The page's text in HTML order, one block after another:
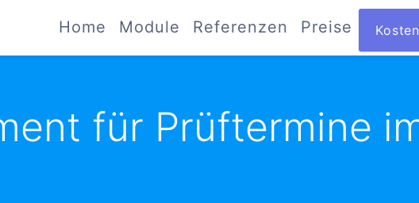
Home Module Referenzen Preise
für Prüftermine